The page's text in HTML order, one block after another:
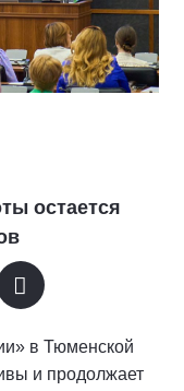
остается
в Тюменской
и продолжает